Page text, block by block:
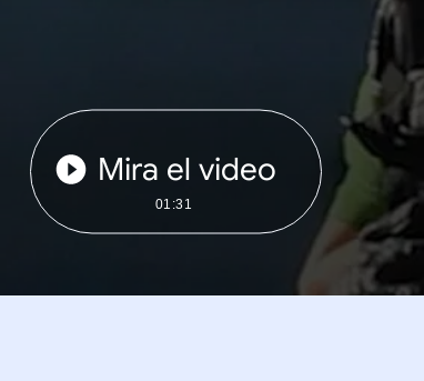
Mira el video
01:31